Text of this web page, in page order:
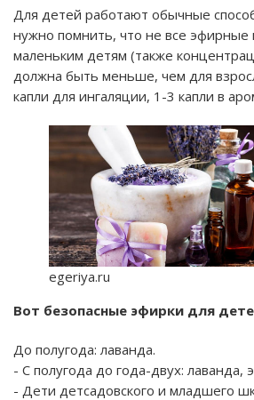
Для детей работают обычные
нужно помнить, что не все эфирные
маленьким детям (также
должна быть меньше, чем для
капли для ингаляции, 1-3 капли в
egeriya.ru
Вот безопасные эфирки для
До полугода: лаванда.
- С полугода до года-двух: лаванда,
- Дети детсадовского и младшего